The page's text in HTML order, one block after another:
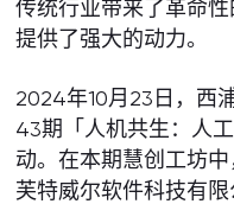
传统行业带来了革命
提供了强大的动力。
2024年10月23日，西
43期「人机共生：人
动。在本期慧创工坊
芙特威尔软件科技有